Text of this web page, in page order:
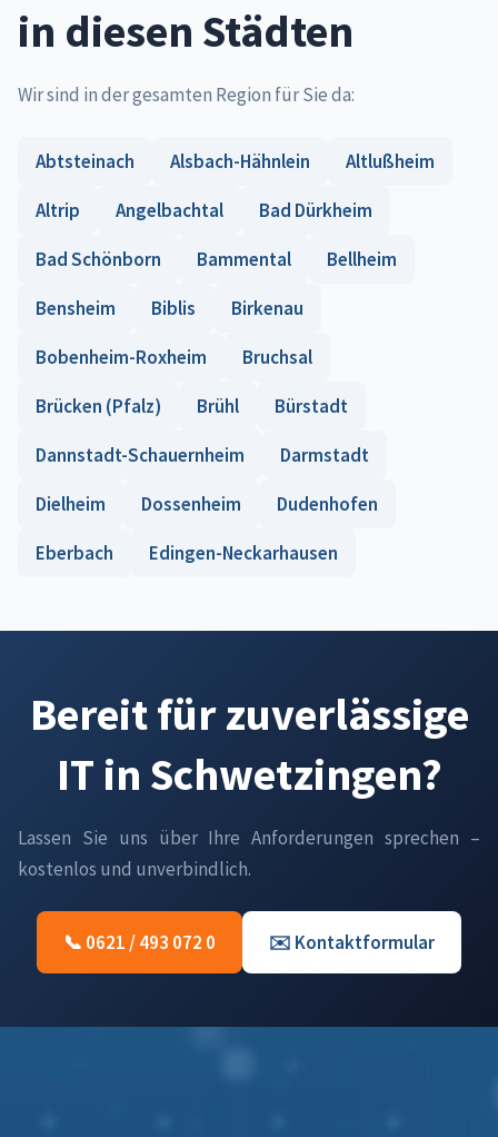
in diesen Städten
Wir sind in der gesamten Region für Sie da:
Abtsteinach Alsbach-Hähnlein
Altlußheim
Altrip
Angelbachtal
Bad Dürkheim
Bad Schönborn
Bammental
Bellheim
Bensheim
Biblis
Birkenau
Bobenheim-Roxheim
Bruchsal
Brücken (Pfalz)
Brühl
Bürstadt
Dannstadt-Schauernheim
Darmstadt
Dielheim
Dossenheim
Dudenhofen
Eberbach
Edingen-Neckarhausen
Bereit für zuverlässige
IT in Schwetzingen?
Lassen Sie uns über Ihre Anforderungen sprechen –
kostenlos und unverbindlich.
📞 0621 / 493 072 0 ✉️ Kontaktformular